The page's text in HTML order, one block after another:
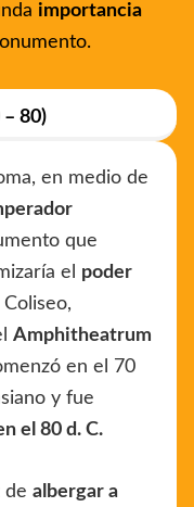
importancia
80)
en medio de
que
el poder
Amphitheatrum
en el 70
y fue
el 80 d. C.
de albergar a